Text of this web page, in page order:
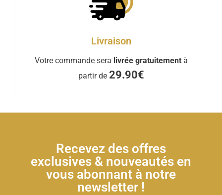
Livraison
Votre commande sera livrée gratuitement à
partir de 29.90€
Recevez des offres
exclusives & nouveautés en
vous abonnant à notre
newsletter !